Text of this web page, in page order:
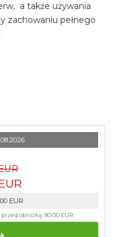
a także używania
zachowaniu pełnego
EUR
przed obniżką:80.00 EUR